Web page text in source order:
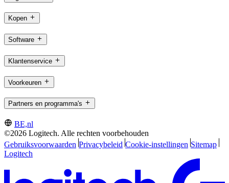
Kopen
Software
Klantenservice
Voorkeuren
Partners en programma's
BE,nl
©2026 Logitech. Alle rechten voorbehouden
Gebruiksvoorwaarden Privacybeleid Cookie-instellingen Sitemap
Logitech